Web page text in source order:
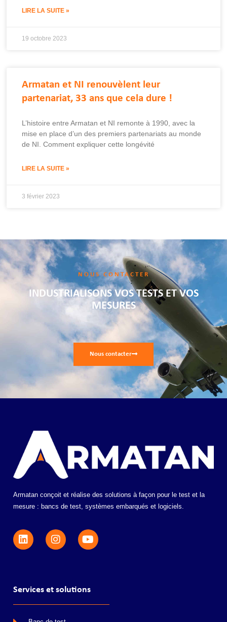
LIRE LA SUITE »
19 octobre 2023
Armatan et NI renouvèlent leur
partenariat, 33 ans que cela dure !
L’histoire entre Armatan et NI remonte à 1990, avec la
mise en place d’un des premiers partenariats au monde
de NI. Comment expliquer cette longévité
LIRE LA SUITE »
3 février 2023
NOUS CONTACTER
INDUSTRIALISONS VOS TESTS ET VOS
MESURES
Nous contacter
Armatan conçoit et réalise des solutions à façon pour le test et la
mesure : bancs de test, systèmes embarqués et logiciels.
Services et solutions